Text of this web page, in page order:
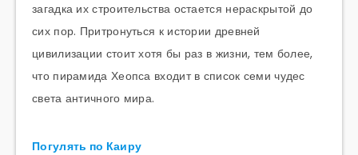
загадка их строительства остается нераскрытой до
сих пор. Притронуться к истории древней
цивилизации стоит хотя бы раз в жизни, тем более,
что пирамида Хеопса входит в список семи чудес
света античного мира.
Погулять по Каиру